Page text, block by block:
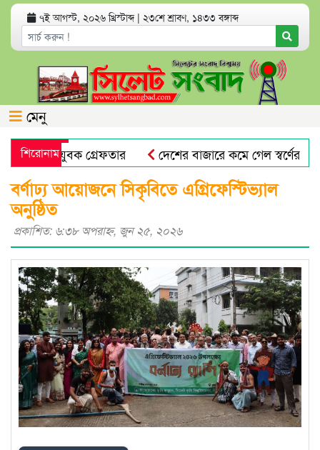
৭ই আগস্ট, ২০২৬ খ্রিস্টাব্দ | ২৩শে শ্রাবণ, ১৪৩৩ বঙ্গাব্দ
মেনু
শিরোনামযুবক গ্রেফতার
দেশের বাজারে কমে গেল স্বর্ণের দাম
প্রভাষক পরিচয়ে খাতা মূল্যায়ন, আসলে কলেজের অফিস সহকারী!
বর্ণাঢ্য আয়োজনে সিকৃবিতে এগ্রিফেস্টিভ্যাল
অনুষ্ঠিত
প্রকাশিত: ৬:৩৮ অপরাহ্ণ, জুন ২৫, ২০২৬